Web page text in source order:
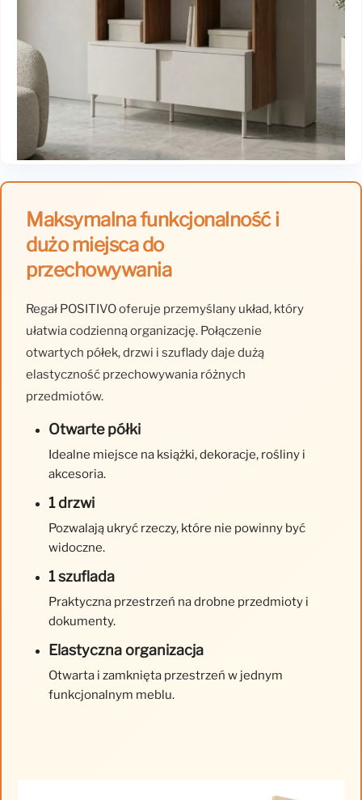
Maksymalna funkcjonalność i
dużo miejsca do
przechowywania
Regał POSITIVO oferuje przemyślany układ, który
ułatwia codzienną organizację. Połączenie
otwartych półek, drzwi i szuflady daje dużą
elastyczność przechowywania różnych
przedmiotów.
Otwarte półki
Idealne miejsce na książki, dekoracje, rośliny i
akcesoria.
1 drzwi
Pozwalają ukryć rzeczy, które nie powinny być
widoczne.
1 szuflada
Praktyczna przestrzeń na drobne przedmioty i
dokumenty.
Elastyczna organizacja
Otwarta i zamknięta przestrzeń w jednym
funkcjonalnym meblu.